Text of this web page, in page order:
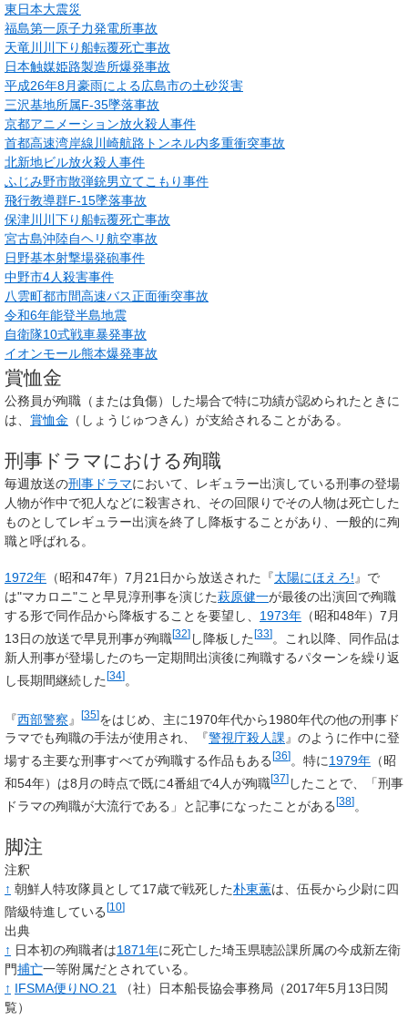
東日本大震災
福島第一原子力発電所事故
天竜川川下り船転覆死亡事故
日本触媒姫路製造所爆発事故
平成26年8月豪雨による広島市の土砂災害
三沢基地所属F-35墜落事故
京都アニメーション放火殺人事件
首都高速湾岸線川崎航路トンネル内多重衝突事故
北新地ビル放火殺人事件
ふじみ野市散弾銃男立てこもり事件
飛行教導群F-15墜落事故
保津川川下り船転覆死亡事故
宮古島沖陸自ヘリ航空事故
日野基本射撃場発砲事件
中野市4人殺害事件
八雲町都市間高速バス正面衝突事故
令和6年能登半島地震
自衛隊10式戦車暴発事故
イオンモール熊本爆発事故
賞恤金
公務員が殉職（または負傷）した場合で特に功績が認められたときに
は、 賞恤金 （しょうじゅつきん）が支給されることがある。
刑事ドラマにおける殉職
毎週放送の刑事ドラマにおいて、レギュラー出演している刑事の登場
人物が作中で犯人などに殺害され、その回限りでその人物は死亡した
ものとしてレギュラー出演を終了し降板することがあり、一般的に殉
職と呼ばれる。
1972年 （昭和47年）7月21日から放送された『太陽にほえろ! 』で
は"マカロニ"こと早見淳刑事を演じた萩原健一が最後の出演回で殉職
する形で同作品から降板することを要望し、 1973年 （昭和48年）7月
13日の放送で早見刑事が殉職[32] し降板した[33]。これ以降、同作品は
新人刑事が登場したのち一定期間出演後に殉職するパターンを繰り返
し長期間継続した[34]
『西部警察 』 [35]をはじめ、主に1970年代から1980年代の他の刑事ド
ラマでも殉職の手法が使用され、『警視庁殺人課』のように作中に登
場する主要な刑事すべてが殉職する作品もある [36] 。特に1979年 （昭
和54年）は8月の時点で既に4番組で4人が殉職[37] したことで、「刑事
ドラマの殉職が大流行である」と記事になったことがある[38]。
脚注
注釈
↑ 朝鮮人特攻隊員として17歳で戦死した朴東薫は、伍長から少尉に四
階級特進している[10]
出典
↑ 日本初の殉職者は1871年に死亡した埼玉県聴訟課所属の今成新左衛
門捕亡一等附属だとされている 。
↑ IFSMA便りNO.21
（社）日本船長協会事務局（2017年5月13日閲
覧）